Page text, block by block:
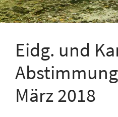
Eidg. und
März 2018